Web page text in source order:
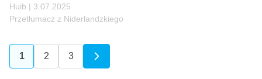
Huib | 3 lipca 2025
3.07.2025
Przetłumacz z Niderlandzkiego
Aktualnie czytasz stronę
1 Strona
2 Strona
3